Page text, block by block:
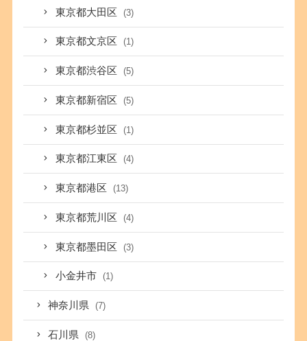
東京都大田区 (3)
東京都文京区 (1)
東京都渋谷区 (5)
東京都新宿区 (5)
東京都杉並区 (1)
東京都江東区 (4)
東京都港区 (13)
東京都荒川区 (4)
東京都墨田区 (3)
小金井市 (1)
神奈川県 (7)
石川県 (8)